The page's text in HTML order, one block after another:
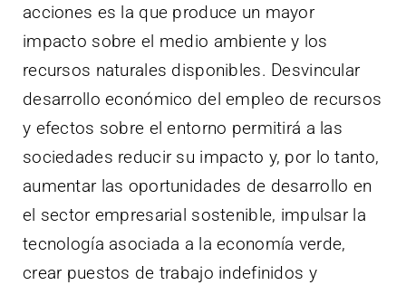
acciones es la que produce un mayor
impacto sobre el medio ambiente y los
recursos naturales disponibles. Desvincular
desarrollo económico del empleo de recursos
y efectos sobre el entorno permitirá a las
sociedades reducir su impacto y, por lo tanto,
aumentar las oportunidades de desarrollo en
el sector empresarial sostenible, impulsar la
tecnología asociada a la economía verde,
crear puestos de trabajo indefinidos y